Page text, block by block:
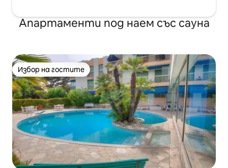
Апартаменти под наем със сауна
Избор на гостите
Избор на гостите